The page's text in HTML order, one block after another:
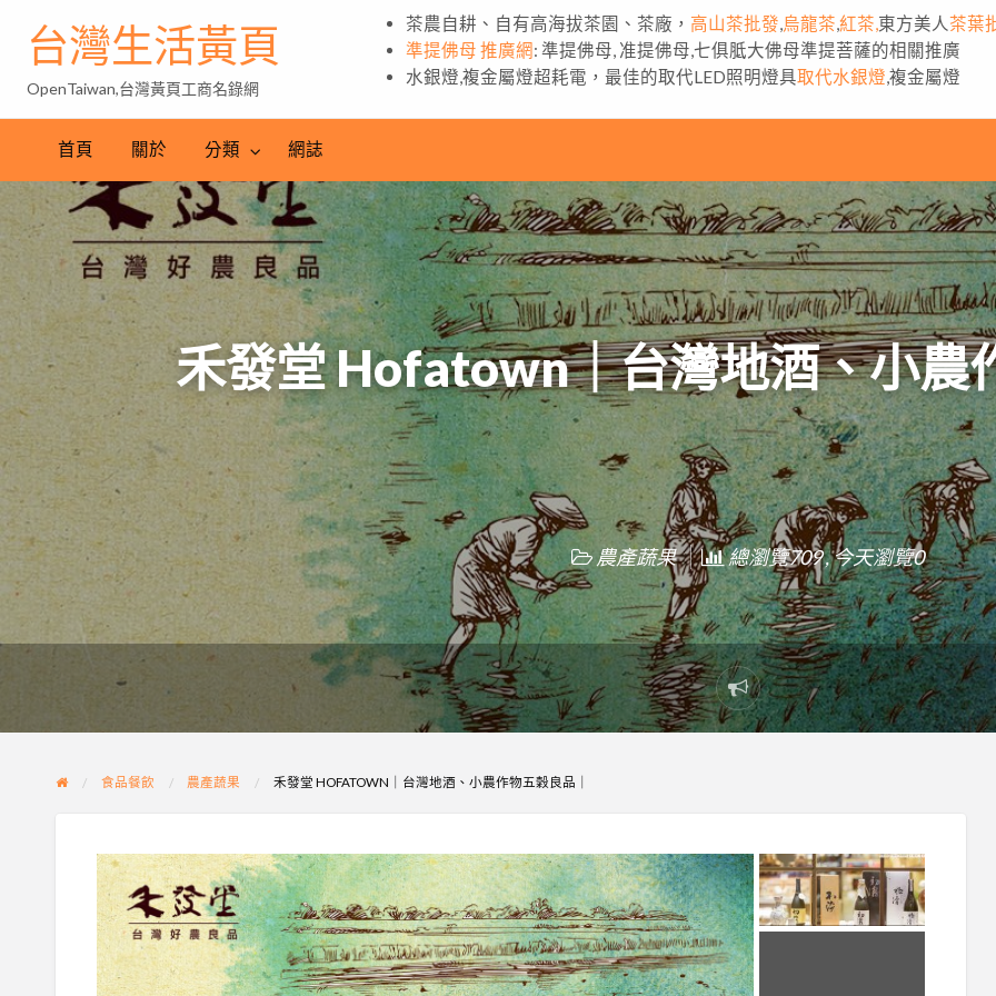
台灣生活黃頁
OpenTaiwan,台灣黃頁工商名錄網
茶農自耕、自有高海拔茶園、茶廠， 高山茶批發 烏龍茶 紅茶, 東方美人 茶葉
準提佛母 推廣網: 準提佛母, 准提佛母,七俱胝大佛母準提菩薩的相關推廣
水銀燈,複金屬燈超耗電，最佳的取代LED照明燈具取代水銀燈 ,複金屬燈
首頁 關於 分類 網誌
禾發堂 Hofatown｜台灣地酒、小農
農產蔬果 總瀏覽709 , 今天瀏覽0
Report
problem
食品餐飲 農產蔬果 禾發堂 HOFATOWN｜台灣地酒、小農作物五穀良品｜